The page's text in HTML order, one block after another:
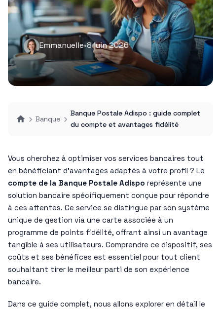
Emmanuelle•8 juin 2026
Banque
Banque Postale Adispo : guide complet
du compte et avantages fidélité
Vous cherchez à optimiser vos services bancaires tout
en bénéficiant d’avantages adaptés à votre profil ? Le
compte de la Banque Postale Adispo représente une
solution bancaire spécifiquement conçue pour répondre
à ces attentes. Ce service se distingue par son système
unique de gestion via une carte associée à un
programme de points fidélité, offrant ainsi un avantage
tangible à ses utilisateurs. Comprendre ce dispositif, ses
coûts et ses bénéfices est essentiel pour tout client
souhaitant tirer le meilleur parti de son expérience
bancaire.
Dans ce guide complet, nous allons explorer en détail le